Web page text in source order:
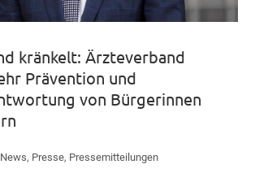
kränkelt: Ärzteverband
Prävention und
von Bürgerinnen
News, Presse, Pressemitteilungen